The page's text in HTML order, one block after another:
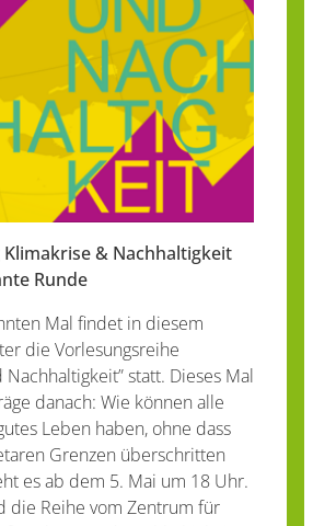
Klimakrise & Nachhaltigkeit
Runde
Mal findet in diesem
die Vorlesungsreihe
Nachhaltigkeit” statt. Dieses Mal
danach: Wie können alle
Leben haben, ohne dass
Grenzen überschritten
es ab dem 5. Mai um 18 Uhr.
die Reihe vom Zentrum für